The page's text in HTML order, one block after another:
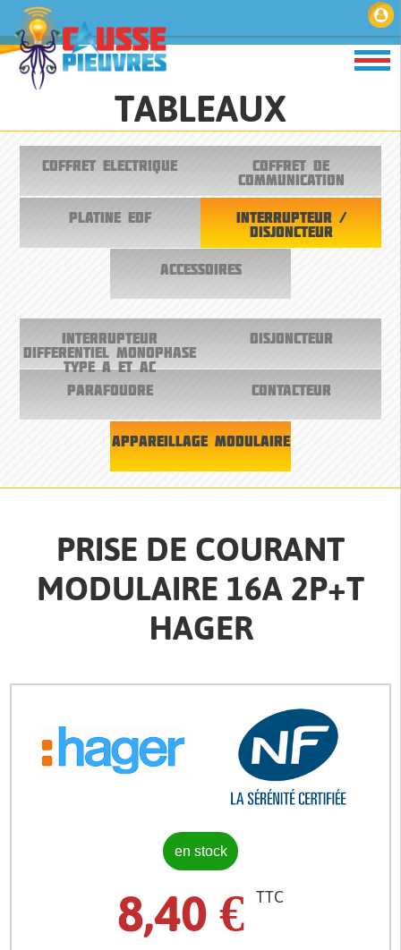
TABLEAUX
COFFRET ELECTRIQUE
COFFRET DE
COMMUNICATION
PLATINE EDF
INTERRUPTEUR /
DISJONCTEUR
ACCESSOIRES
INTERRUPTEUR
DIFFERENTIEL MONOPHASE
TYPE A ET AC
DISJONCTEUR
PARAFOUDRE CONTACTEUR
APPAREILLAGE MODULAIRE
PRISE DE COURANT
MODULAIRE 16A 2P+T
HAGER
en stock
8,40 € TTC